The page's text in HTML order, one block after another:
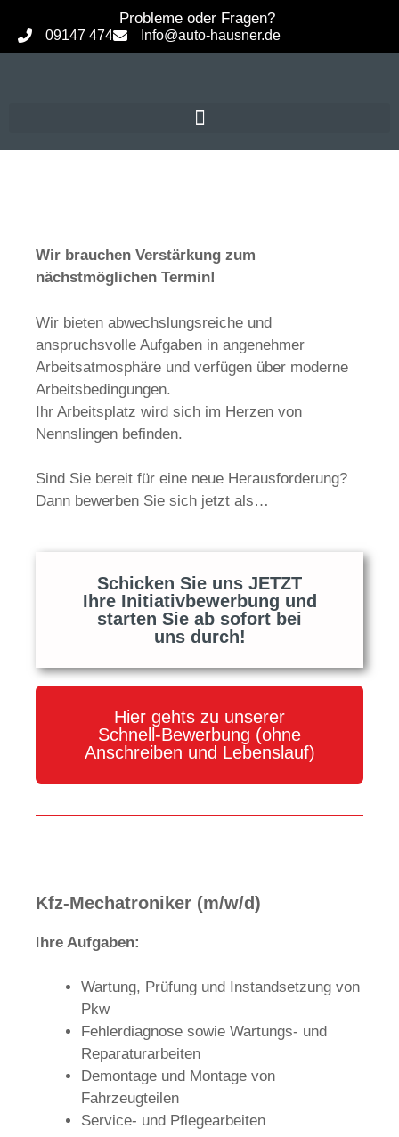
Probleme oder Fragen?
09147 474 Info@auto-hausner.de
Wir brauchen Verstärkung zum
nächstmöglichen Termin!
Wir bieten abwechslungsreiche und
anspruchsvolle Aufgaben in angenehmer
Arbeitsatmosphäre und verfügen über moderne
Arbeitsbedingungen.
Ihr Arbeitsplatz wird sich im Herzen von
Nennslingen befinden.
Sind Sie bereit für eine neue Herausforderung?
Dann bewerben Sie sich jetzt als…
Schicken Sie uns JETZT
Ihre Initiativbewerbung und
starten Sie ab sofort bei
uns durch!
Hier gehts zu unserer
Schnell-Bewerbung (ohne
Anschreiben und Lebenslauf)
Kfz-Mechatroniker (m/w/d)
Ihre Aufgaben:
Wartung, Prüfung und Instandsetzung von
Pkw
Fehlerdiagnose sowie Wartungs- und
Reparaturarbeiten
Demontage und Montage von
Fahrzeugteilen
Service- und Pflegearbeiten